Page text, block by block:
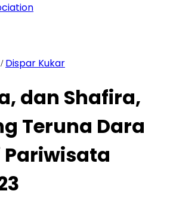
/ Dispar Kukar
dan Shafira,
Teruna Dara